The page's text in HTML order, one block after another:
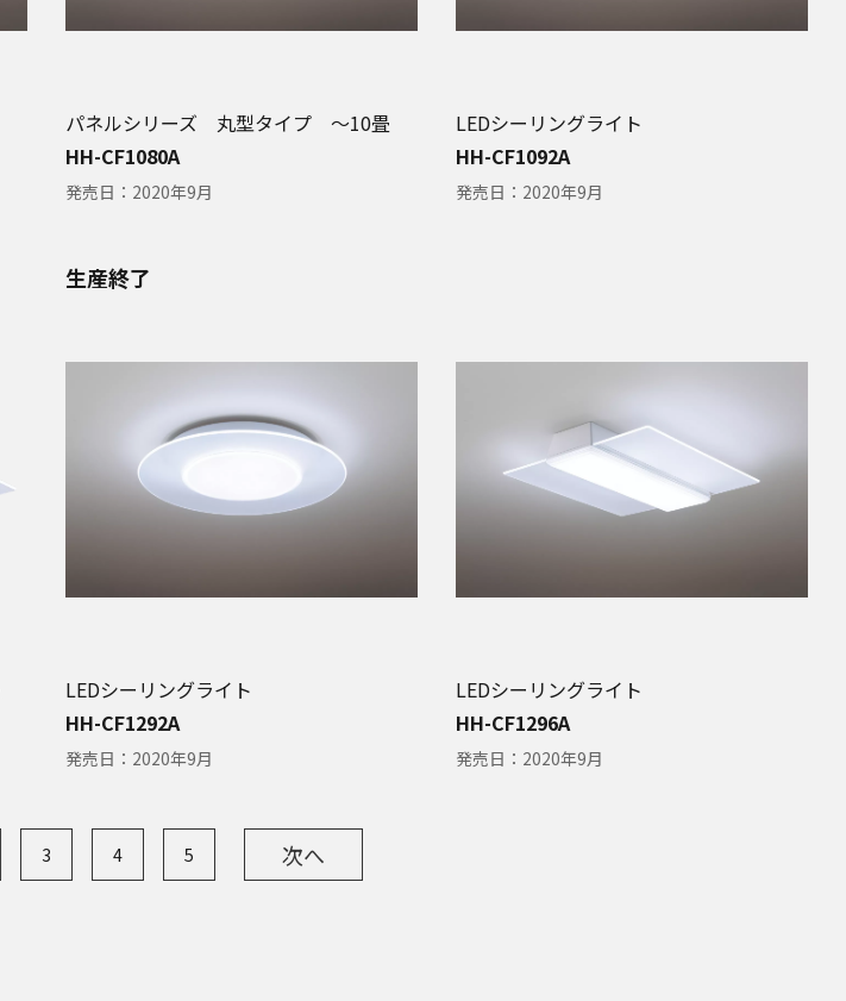
パネルシリーズ 丸型タイプ 〜10畳
HH-CF1080A
発売日： 2020年9月
LEDシーリングライト
HH-CF1092A
発売日： 2020年9月
生産終了
LEDシーリングライト
HH-CF1292A
発売日： 2020年9月
LEDシーリングライト
HH-CF1296A
発売日： 2020年9月
3 4 5 次へ